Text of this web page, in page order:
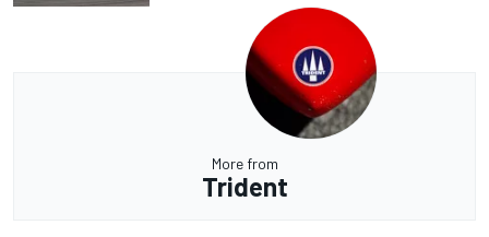
More from
Trident